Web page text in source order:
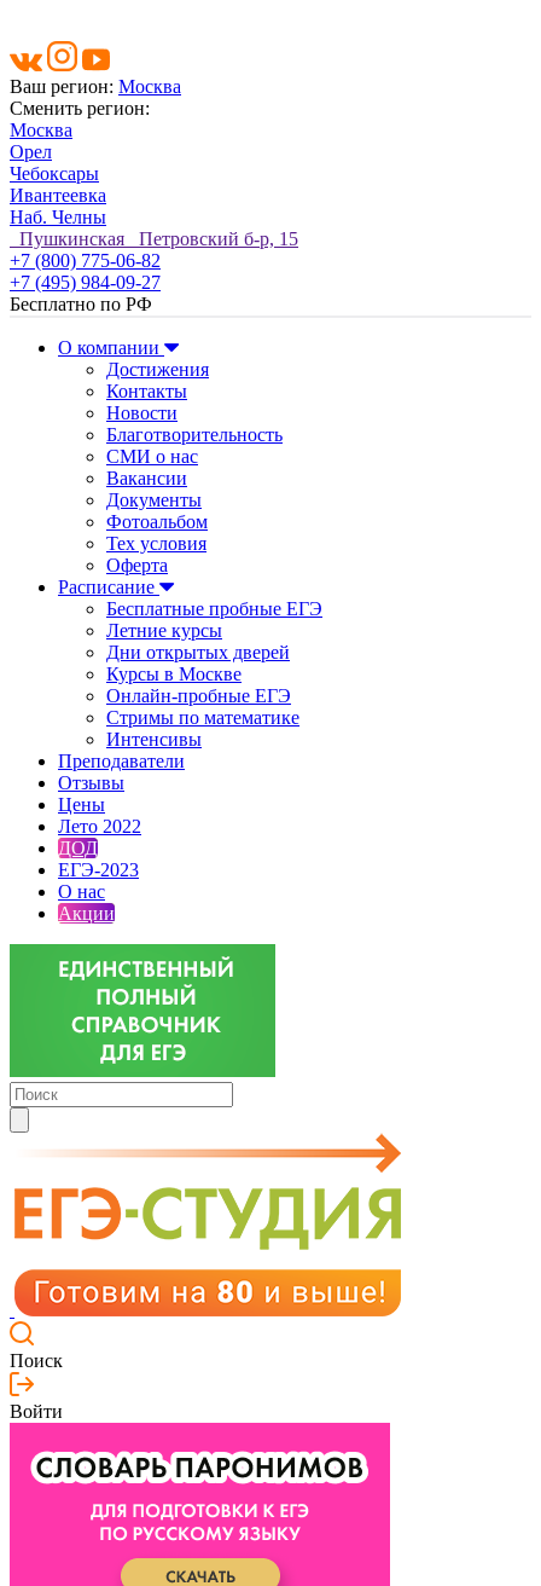
Ваш регион: Москва
Сменить регион:
Москва
Орел
Чебоксары
Ивантеевка
Наб. Челны
Пушкинская Петровский б-р, 15
+7 (800) 775-06-82
+7 (495) 984-09-27
Бесплатно по РФ
О компании
Достижения
Контакты
Новости
Благотворительность
СМИ о нас
Вакансии
Документы
Фотоальбом
Тех условия
Оферта
Расписание
Бесплатные пробные ЕГЭ
Летние курсы
Дни открытых дверей
Курсы в Москве
Онлайн-пробные ЕГЭ
Стримы по математике
Интенсивы
Преподаватели
Отзывы
Цены
Лето 2022
ДОД
ЕГЭ-2023
О нас
Акции
Поиск
Войти